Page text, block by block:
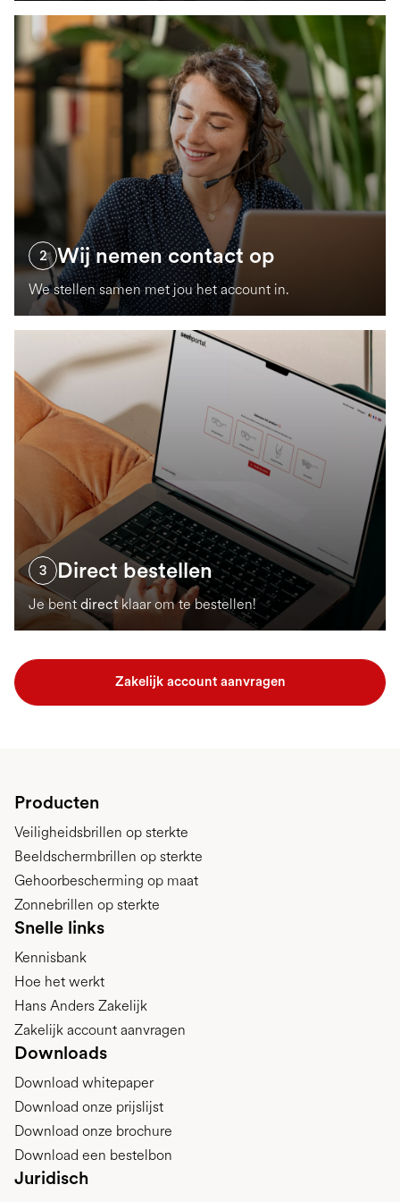
2 Wij nemen contact op
We stellen samen met jou het account in.
3 Direct bestellen
Je bentdirect klaar om te bestellen!
Zakelijk account aanvragen
Producten
Veiligheidsbrillen op sterkte
Beeldschermbrillen op sterkte
Gehoorbescherming op maat
Zonnebrillen op sterkte
Snelle links
Kennisbank
Hoe het werkt
Hans Anders Zakelijk
Zakelijk account aanvragen
Downloads
Download whitepaper
Download onze prijslijst
Download onze brochure
Download een bestelbon
Juridisch